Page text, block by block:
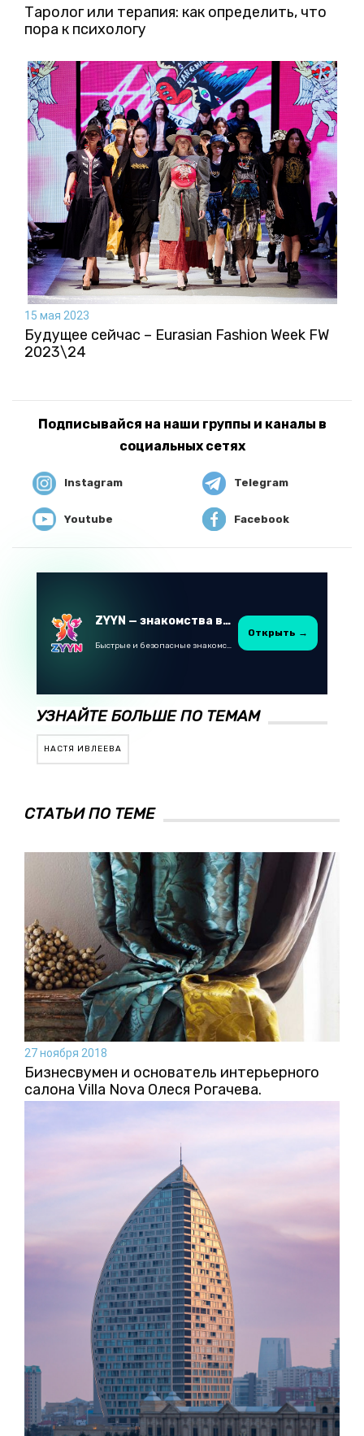
Таролог или терапия: как определить, что
пора к психологу
15 мая 2023
Будущее сейчас – Eurasian Fashion Week FW
2023\24
Подписывайся на наши группы и каналы в
социальных сетях
Instagram Telegram
Youtube Facebook
ZYYN — знакомства в Казахстане
Быстрые и безопасные знакомства в Telegram
Открыть →
УЗНАЙТЕ БОЛЬШЕ ПО ТЕМАМ
НАСТЯ ИВЛЕЕВА
СТАТЬИ ПО ТЕМЕ
27 ноября 2018
Бизнесвумен и основатель интерьерного
салона Villa Nova Олеся Рогачева.